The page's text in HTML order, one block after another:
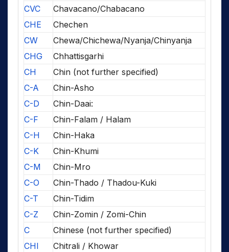
CVC
Chavacano/Chabacano
CHE
Chechen
CW
Chewa/Chichewa/Nyanja/Chinyanja
CHG
Chhattisgarhi
CH
Chin (not further specified)
C-A
Chin-Asho
C-D
Chin-Daai:
C-F
Chin-Falam / Halam
C-H
Chin-Haka
C-K
Chin-Khumi
C-M
Chin-Mro
C-O
Chin-Thado / Thadou-Kuki
C-T
Chin-Tidim
C-Z
Chin-Zomin / Zomi-Chin
C
Chinese (not further specified)
CHI
Chitrali / Khowar